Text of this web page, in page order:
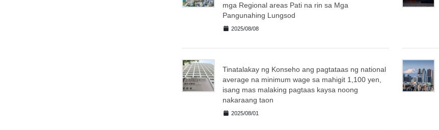
mga Regional areas Pati na rin sa Mga
Pangunahing Lungsod
2025/08/08
Tinatalakay ng Konseho ang pagtataas ng national
average na minimum wage sa mahigit 1,100 yen,
isang mas malaking pagtaas kaysa noong
nakaraang taon
2025/08/01